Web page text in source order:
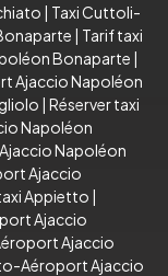
| Taxi Cuttoli-
| Tarif taxi
Bonaparte |
Ajaccio Napoléon
| Réserver taxi
Napoléon
Napoléon
Ajaccio
Appietto |
Ajaccio
Ajaccio
Aéroport Ajaccio